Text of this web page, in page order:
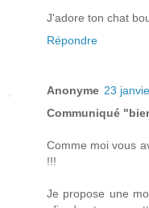
J'adore ton chat
Répondre
Anonyme 23
Communiqué
Comme moi vous
!!!
Je propose une